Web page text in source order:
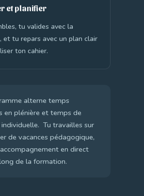
et planifier
tu valides avec la
et tu repars avec un plan clair
ton cahier.
alterne temps
en plénière et temps de
Tu travailles sur
de vacances pédagogique,
en direct
de la formation.